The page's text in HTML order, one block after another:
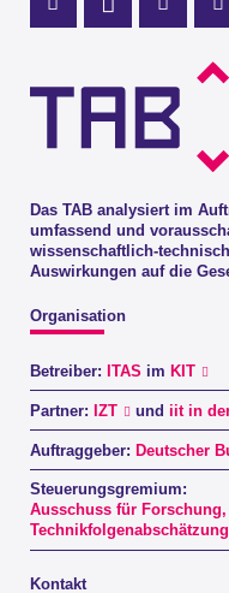
Das TAB analysiert im
umfassend und
wissenschaftlich-
Auswirkungen auf die
Organisation
Betreiber: ITAS im KIT
Partner: IZT und iit in
Auftraggeber: Deutscher
Steuerungsgremium:
Ausschuss für
Technikfolgenabschätzung
Kontakt
ProfilLinkedIn